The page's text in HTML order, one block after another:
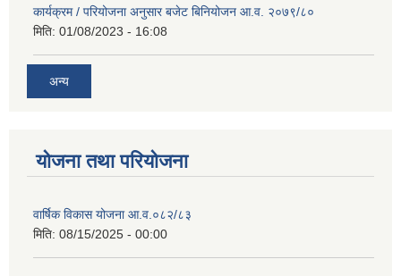
कार्यक्रम / परियोजना अनुसार बजेट बिनियोजन आ.व. २०७९/८०
मिति: 01/08/2023 - 16:08
अन्य
योजना तथा परियोजना
वार्षिक विकास योजना आ.व.०८२/८३
मिति: 08/15/2025 - 00:00